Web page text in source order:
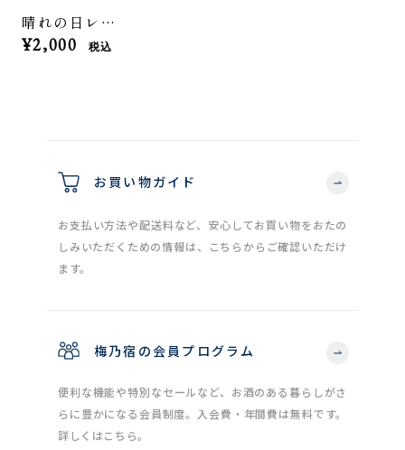
晴れの日レモン 720mL
¥2,000 税込
お買い物ガイド
お支払い方法や配送料など、安心してお買い物をおたの
しみいただくための情報は、こちらからご確認いただけ
ます。
梅乃宿の会員プログラム
便利な機能や特別なセールなど、お酒のある暮らしがさ
らに豊かになる会員制度。入会費・年間費は無料です。
詳しくはこちら。